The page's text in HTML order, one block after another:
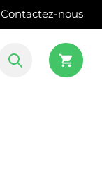
Contactez-nous